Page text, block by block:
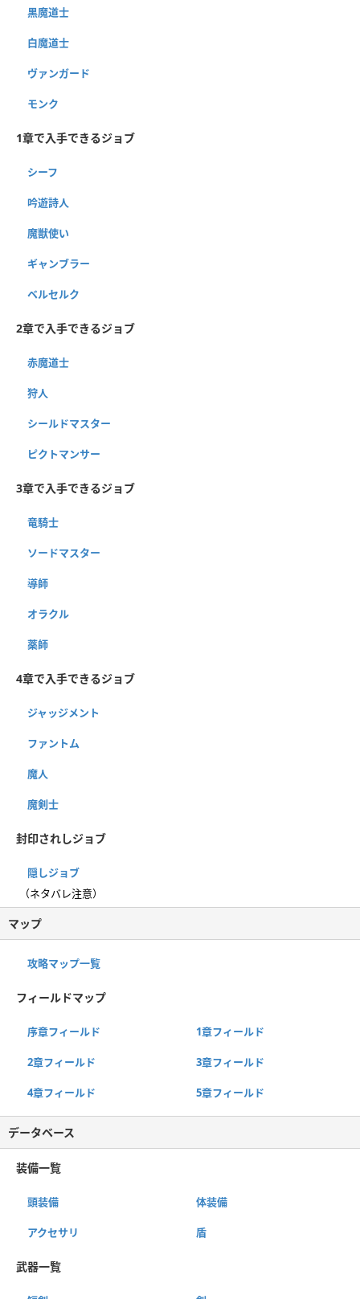
黒魔道士
白魔道士
ヴァンガード
モンク
1章で入手できるジョブ
シーフ
吟遊詩人
魔獣使い
ギャンブラー
ベルセルク
2章で入手できるジョブ
赤魔道士
狩人
シールドマスター
ピクトマンサー
3章で入手できるジョブ
竜騎士
ソードマスター
導師
オラクル
薬師
4章で入手できるジョブ
ジャッジメント
ファントム
魔人
魔剣士
封印されしジョブ
隠しジョブ
（ネタバレ注意）
マップ
攻略マップ一覧
フィールドマップ
序章フィールド 1章フィールド
2章フィールド 3章フィールド
4章フィールド 5章フィールド
データベース
装備一覧
頭装備 体装備
アクセサリ 盾
武器一覧